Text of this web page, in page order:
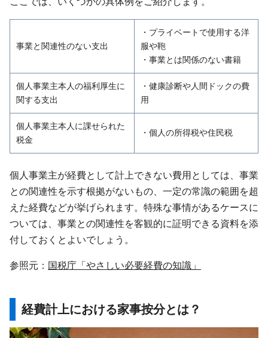
事業と関連性のない支出
・プライベートで使用する洋
服や鞄
・事業とは関係のない書籍
個人事業主本人の福利厚生に
関する支出
・健康診断や人間ドックの費
用
個人事業主本人に課せられた
税金
・個人の所得税や住民税
個人事業主が経費として計上できない費用としては、事業
との関連性を示す根拠がないもの、一定の常識の範囲を超
えた経費などが挙げられます。特殊な事情があるケースに
ついては、事業との関連性を客観的に証明できる資料を添
付しておくとよいでしょう。
参照元： 国税庁「やさしい必要経費の知識」
経費計上における家事按分とは？